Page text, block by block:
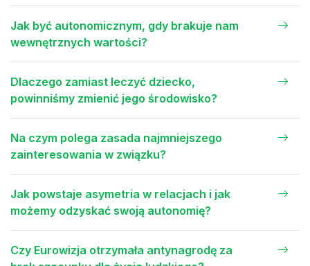
Jak być autonomicznym, gdy brakuje nam
wewnętrznych wartości?
Dlaczego zamiast leczyć dziecko,
powinniśmy zmienić jego środowisko?
Na czym polega zasada najmniejszego
zainteresowania w związku?
Jak powstaje asymetria w relacjach i jak
możemy odzyskać swoją autonomię?
Czy Eurowizja otrzymała antynagrodę za